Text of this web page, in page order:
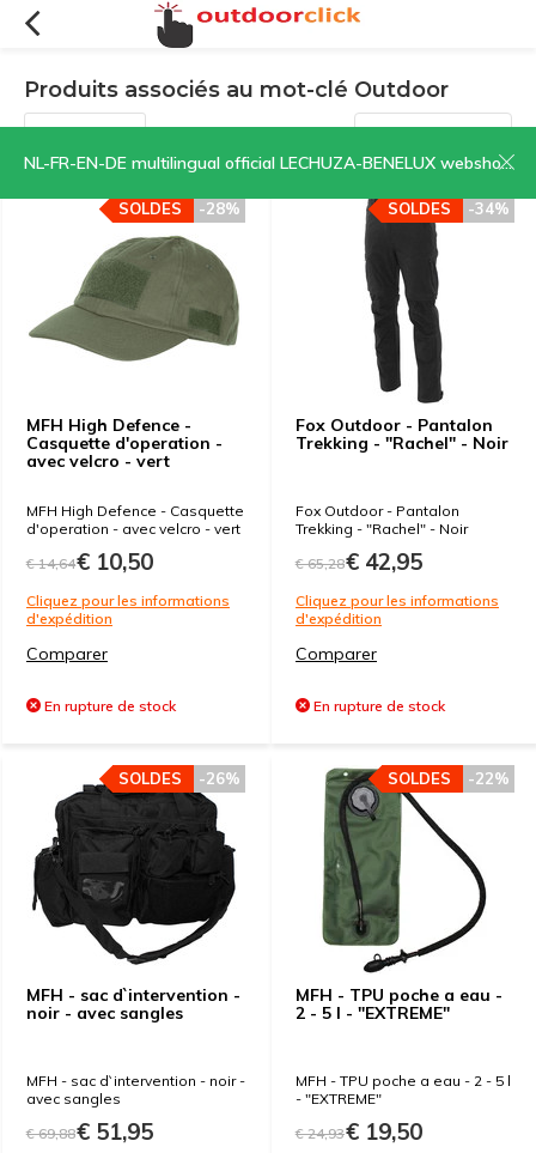
NL-FR-EN-DE multilingual official LECHUZA-BENELUX webshop | CLICK HERE NOW!
Produits associés au mot-clé Outdoor
Filtres Trier par:
MFH High Defence -
Casquette d'operation -
avec velcro - vert
-28%
SOLDES
MFH High Defence - Casquette
d'operation - avec velcro - vert
€ 14,64€ 10,50
Cliquez pour les informations
d'expédition
Comparer
En rupture de stock
Fox Outdoor - Pantalon
Trekking - "Rachel" - Noir
-34%
SOLDES
Fox Outdoor - Pantalon
Trekking - "Rachel" - Noir
€ 65,28€ 42,95
Cliquez pour les informations
d'expédition
Comparer
En rupture de stock
MFH - sac d`intervention -
noir - avec sangles
-26%
SOLDES
MFH - sac d`intervention - noir -
avec sangles
€ 69,88€ 51,95
MFH - TPU poche a eau -
2 - 5 l - "EXTREME"
-22%
SOLDES
MFH - TPU poche a eau - 2 - 5 l
- "EXTREME"
€ 24,93€ 19,50